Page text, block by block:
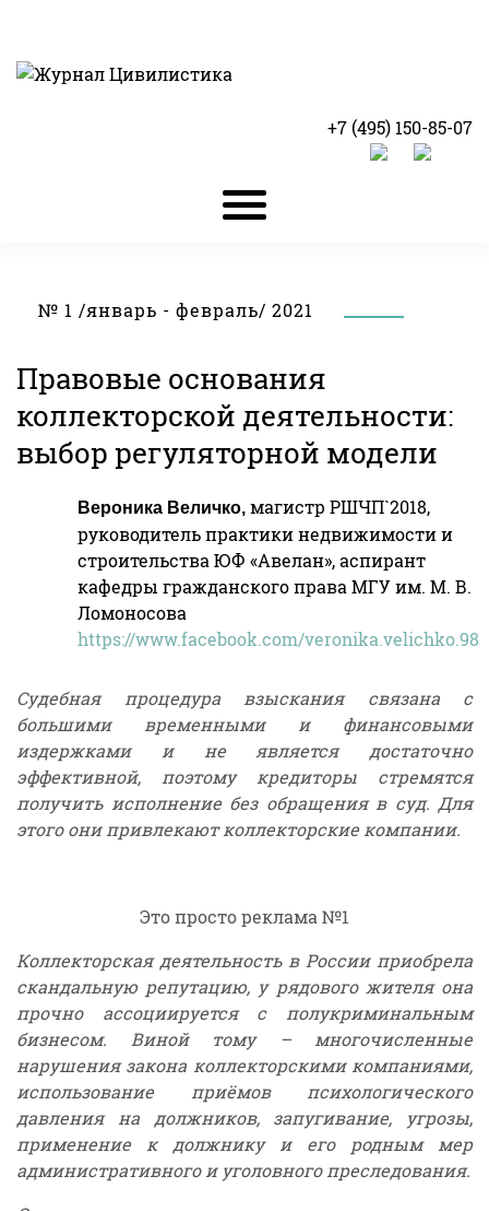
+7 (495) 150-85-07
№ 1 /январь - февраль/ 2021
Правовые основания
коллекторской деятельности:
выбор регуляторной модели
Вероника Величко, магистр РШЧП`2018,
руководитель практики недвижимости и
строительства ЮФ «Авелан», аспирант
кафедры гражданского права МГУ им. М. В.
Ломоносова
https://www.facebook.com/veronika.velichko.98
Судебная процедура взыскания связана с
большими временными и финансовыми
издержками и не является достаточно
эффективной, поэтому кредиторы стремятся
получить исполнение без обращения в суд. Для
этого они привлекают коллекторские компании.
Это просто реклама №1
Коллекторская деятельность в России приобрела
скандальную репутацию, у рядового жителя она
прочно ассоциируется с полукриминальным
бизнесом. Виной тому – многочисленные
нарушения закона коллекторскими компаниями,
использование приёмов психологического
давления на должников, запугивание, угрозы,
применение к должнику и его родным мер
административного и уголовного преследования.